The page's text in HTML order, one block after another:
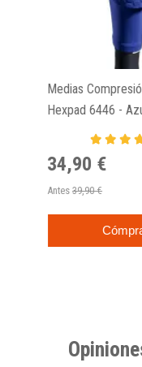
Medias
Hexpad 6446 -
34,90 €
Antes 39,90 €